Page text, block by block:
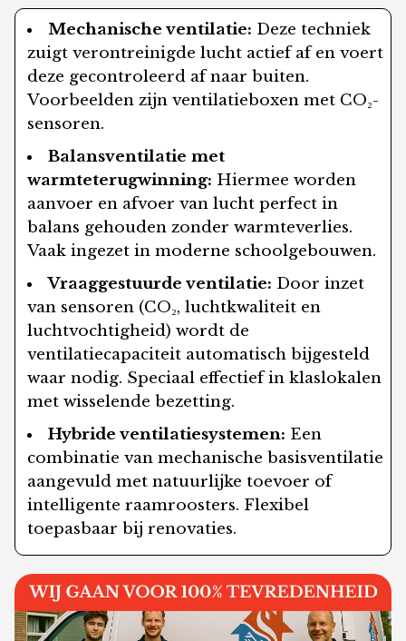
Mechanische ventilatie: Deze techniek
zuigt verontreinigde lucht actief af en voert
deze gecontroleerd af naar buiten.
Voorbeelden zijn ventilatieboxen met CO₂-
sensoren.
Balansventilatie met
warmteterugwinning: Hiermee worden
aanvoer en afvoer van lucht perfect in
balans gehouden zonder warmteverlies.
Vaak ingezet in moderne schoolgebouwen.
Vraaggestuurde ventilatie: Door inzet
van sensoren (CO₂, luchtkwaliteit en
luchtvochtigheid) wordt de
ventilatiecapaciteit automatisch bijgesteld
waar nodig. Speciaal effectief in klaslokalen
met wisselende bezetting.
Hybride ventilatiesystemen: Een
combinatie van mechanische basisventilatie
aangevuld met natuurlijke toevoer of
intelligente raamroosters. Flexibel
toepasbaar bij renovaties.